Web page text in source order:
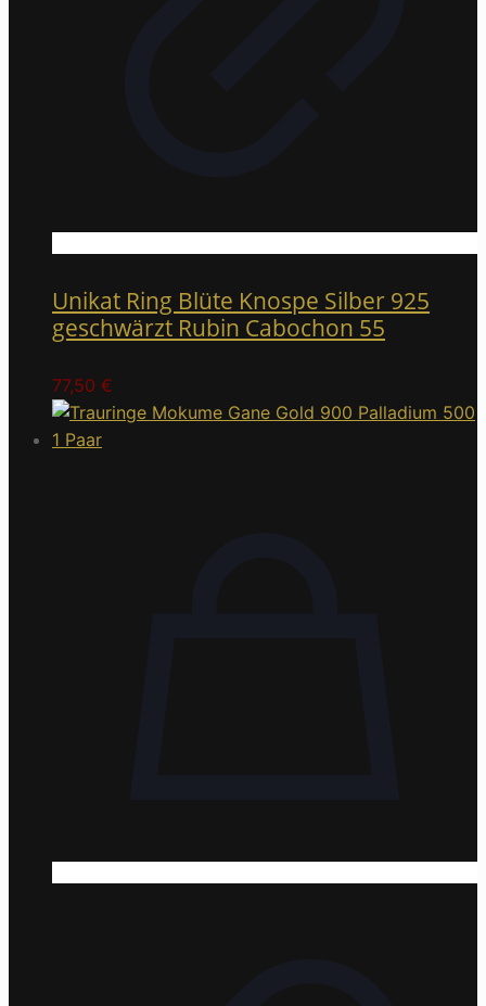
Unikat Ring Blüte Knospe Silber 925
geschwärzt Rubin Cabochon 55
77,50 €